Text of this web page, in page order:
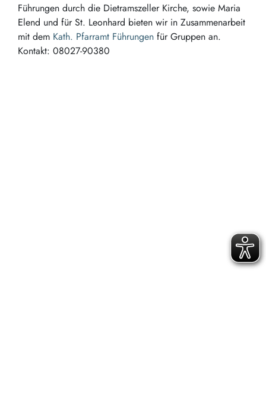
Führungen durch die Dietramszeller Kirche, sowie Maria
Elend und für St. Leonhard bieten wir in Zusammenarbeit
mit dem Kath. Pfarramt Führungen für Gruppen an.
Kontakt: 08027-90380